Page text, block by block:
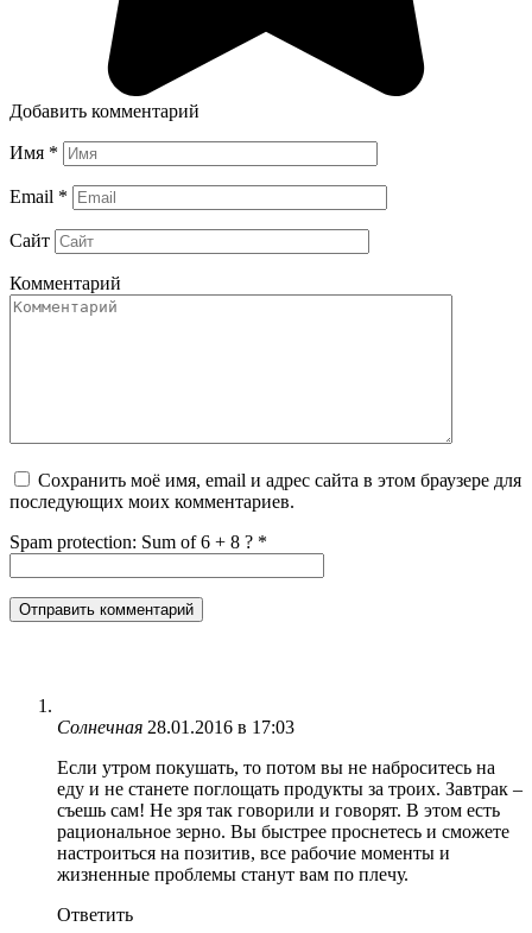
Добавить комментарий
Имя *
Email *
Сайт
Комментарий
Сохранить моё имя, email и адрес сайта в этом браузере для
последующих моих комментариев.
Spam protection: Sum of 6 + 8 ? *
Солнечная 28.01.2016 в 17:03
Если утром покушать, то потом вы не наброситесь на
еду и не станете поглощать продукты за троих. Завтрак –
съешь сам! Не зря так говорили и говорят. В этом есть
рациональное зерно. Вы быстрее проснетесь и сможете
настроиться на позитив, все рабочие моменты и
жизненные проблемы станут вам по плечу.
Ответить